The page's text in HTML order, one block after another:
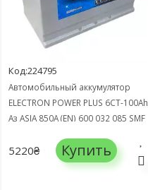
Код:224795
Автомобильный аккумулятор
ELECTRON POWER PLUS 6СТ-100Ah
Аз ASIA 850А (EN) 600 032 085 SMF
5220₴ Купить